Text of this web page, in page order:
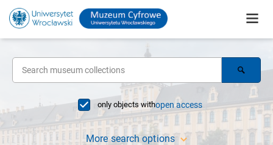
only objects withopen access
More search options